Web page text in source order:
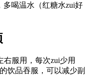
多喝温水（红糖水zui好
右服用，每次zui少用
饮品吞服，可以减少副